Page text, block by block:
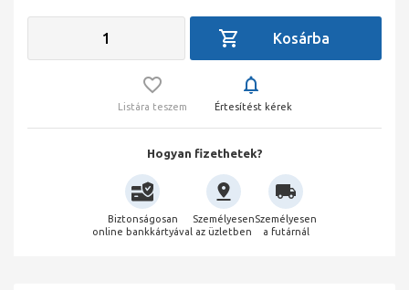
Listára teszem Értesítést kérek
Hogyan fizethetek?
Biztonságosan
online bankkártyával
Személyesen
az üzletben
Személyesen
a futárnál